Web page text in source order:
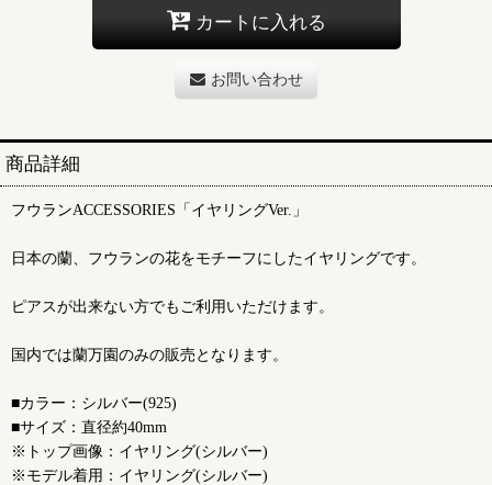
カートに入れる
お問い合わせ
商品詳細
フウランACCESSORIES「イヤリングVer.」
日本の蘭、フウランの花をモチーフにしたイヤリングです。
ピアスが出来ない方でもご利用いただけます。
国内では蘭万園のみの販売となります。
■カラー：シルバー(925)
■サイズ：直径約40mm
※トップ画像：イヤリング(シルバー)
※モデル着用：イヤリング(シルバー)